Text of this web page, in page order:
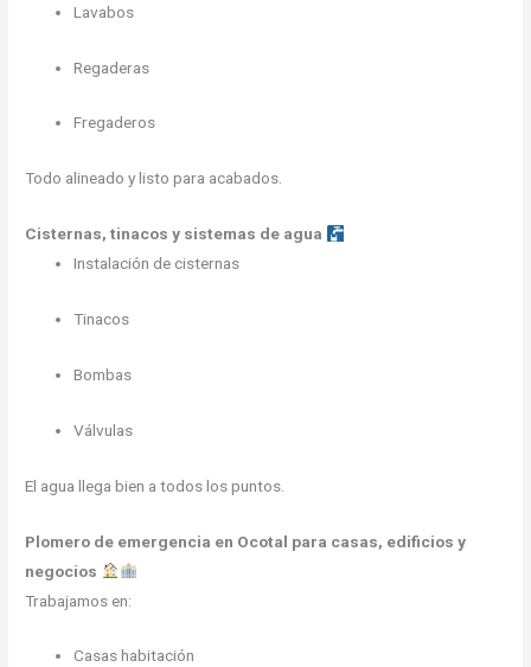
Lavabos
Regaderas
Fregaderos
Todo alineado y listo para acabados.
Cisternas, tinacos y sistemas de agua
Instalación de cisternas
Tinacos
Bombas
Válvulas
El agua llega bien a todos los puntos.
Plomero de emergencia en Ocotal para casas, edificios y
negocios
Trabajamos en:
Casas habitación